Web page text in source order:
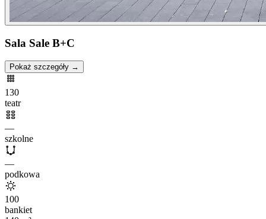
Sala Sale B+C
Pokaż szczegóły →
130
teatr
—
szkolne
—
podkowa
100
bankiet